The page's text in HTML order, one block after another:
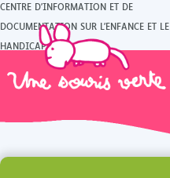
CENTRE D'INFORMATION ET DE
DOCUMENTATION SUR L'ENFANCE ET LE
HANDICAP